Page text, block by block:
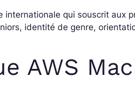
qui souscrit aux
identité de genre,
AWS